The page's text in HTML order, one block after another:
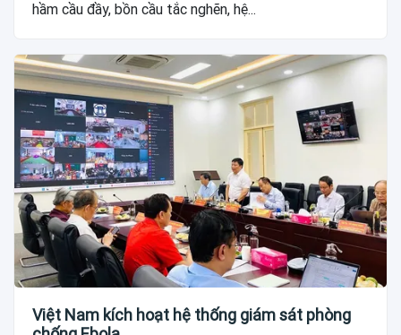
hầm cầu đầy, bồn cầu tắc nghẽn, hệ...
Việt Nam kích hoạt hệ thống giám sát phòng